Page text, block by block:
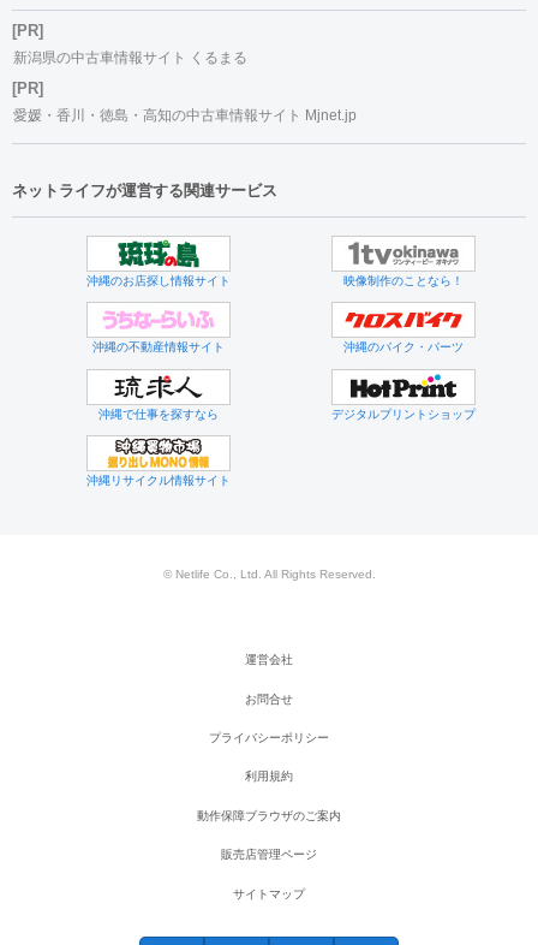
[PR]
新潟県の中古車情報サイト くるまる
[PR]
愛媛・香川・徳島・高知の中古車情報サイト Mjnet.jp
ネットライフが運営する関連サービス
沖縄のお店探し情報サイト 映像制作のことなら！
沖縄の不動産情報サイト 沖縄のバイク・パーツ
沖縄で仕事を探すなら デジタルプリントショップ
沖縄リサイクル情報サイト
© Netlife Co., Ltd. All Rights Reserved.
運営会社
お問合せ
プライバシーポリシー
利用規約
動作保障ブラウザのご案内
販売店管理ページ
サイトマップ